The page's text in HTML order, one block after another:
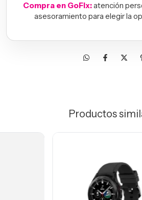
Compra en GoFix:atención
asesoramiento para elegir la
Productos